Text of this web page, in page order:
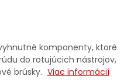
obchodu
účet
komponenty, ktoré
do rotujúcich nástrojov,
brúsky. Viac informácií